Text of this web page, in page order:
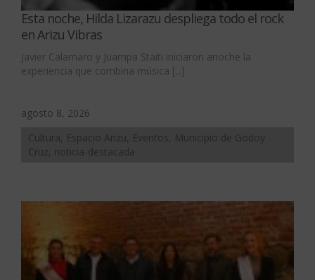
Esta noche, Hilda Lizarazu despliega todo el rock
en Arizu Vibras
Javier Calamaro y Juampa Staiti iniciaron anoche la
experiencia que combina música [...]
agosto 8, 2026
Cultura, Espacio Arizu, Eventos, Municipio de Godoy
Cruz, noticia-destacada